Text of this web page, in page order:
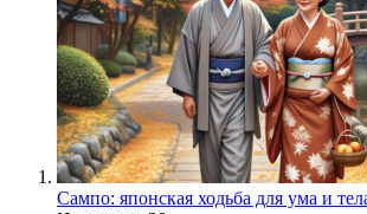
Сампо: японская ходьба для ума и